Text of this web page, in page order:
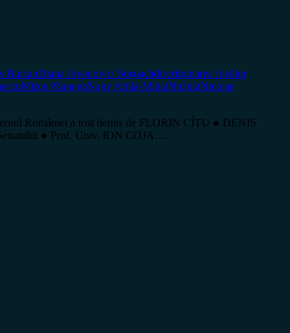
BuicanDiana Iovanovici Șoșoacădiscriminarea foştilor
Miron ManegaNagy Attila-MihaiNichitaNicolae
României a fost demis de FLORIN CÎȚU ● DENIS
● Prof. Univ. ION COJA….